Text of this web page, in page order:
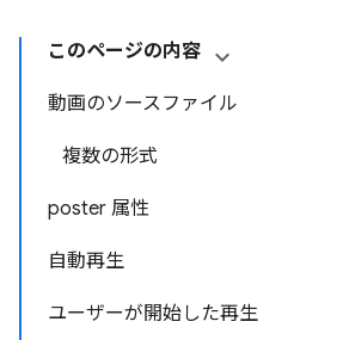
このページの内容
動画のソースファイル
複数の形式
poster 属性
自動再生
ユーザーが開始した再生